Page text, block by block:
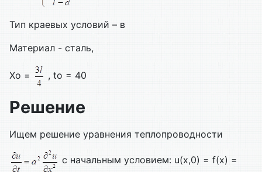
Тип краевых условий – в
Материал - сталь,
Xo = , to = 40
Решение
Ищем решение уравнения теплопроводности
с начальным условием: u(x,0) = f(x) =